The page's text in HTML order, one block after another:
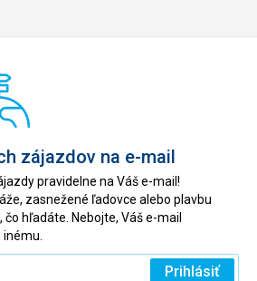
zájazdov na e-mail
pravidelne na Váš e-mail!
zasnežené ľadovce alebo plavbu
čo hľadáte. Nebojte, Váš e-mail
Prihlásiť